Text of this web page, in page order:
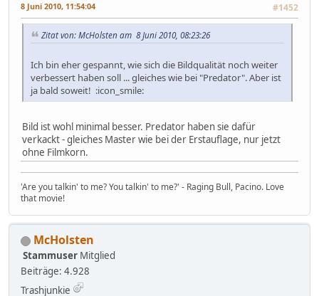
8 Juni 2010, 11:54:04 #1452
Zitat von: McHolsten am 8 Juni 2010, 08:23:26
Ich bin eher gespannt, wie sich die Bildqualität noch weiter
verbessert haben soll ... gleiches wie bei "Predator". Aber ist
ja bald soweit! :icon_smile:
Bild ist wohl minimal besser. Predator haben sie dafür
verkackt - gleiches Master wie bei der Erstauflage, nur jetzt
ohne Filmkorn.
'Are you talkin' to me? You talkin' to me?' - Raging Bull, Pacino. Love
that movie!
McHolsten
Stammuser Mitglied
Beiträge: 4.928
Trashjunkie